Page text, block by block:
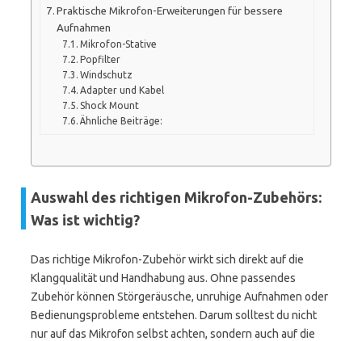
Praktische Mikrofon-Erweiterungen für bessere
Aufnahmen
Mikrofon-Stative
Popfilter
Windschutz
Adapter und Kabel
Shock Mount
Ähnliche Beiträge:
Auswahl des richtigen Mikrofon-Zubehörs:
Was ist wichtig?
Das richtige Mikrofon-Zubehör wirkt sich direkt auf die
Klangqualität und Handhabung aus. Ohne passendes
Zubehör können Störgeräusche, unruhige Aufnahmen oder
Bedienungsprobleme entstehen. Darum solltest du nicht
nur auf das Mikrofon selbst achten, sondern auch auf die